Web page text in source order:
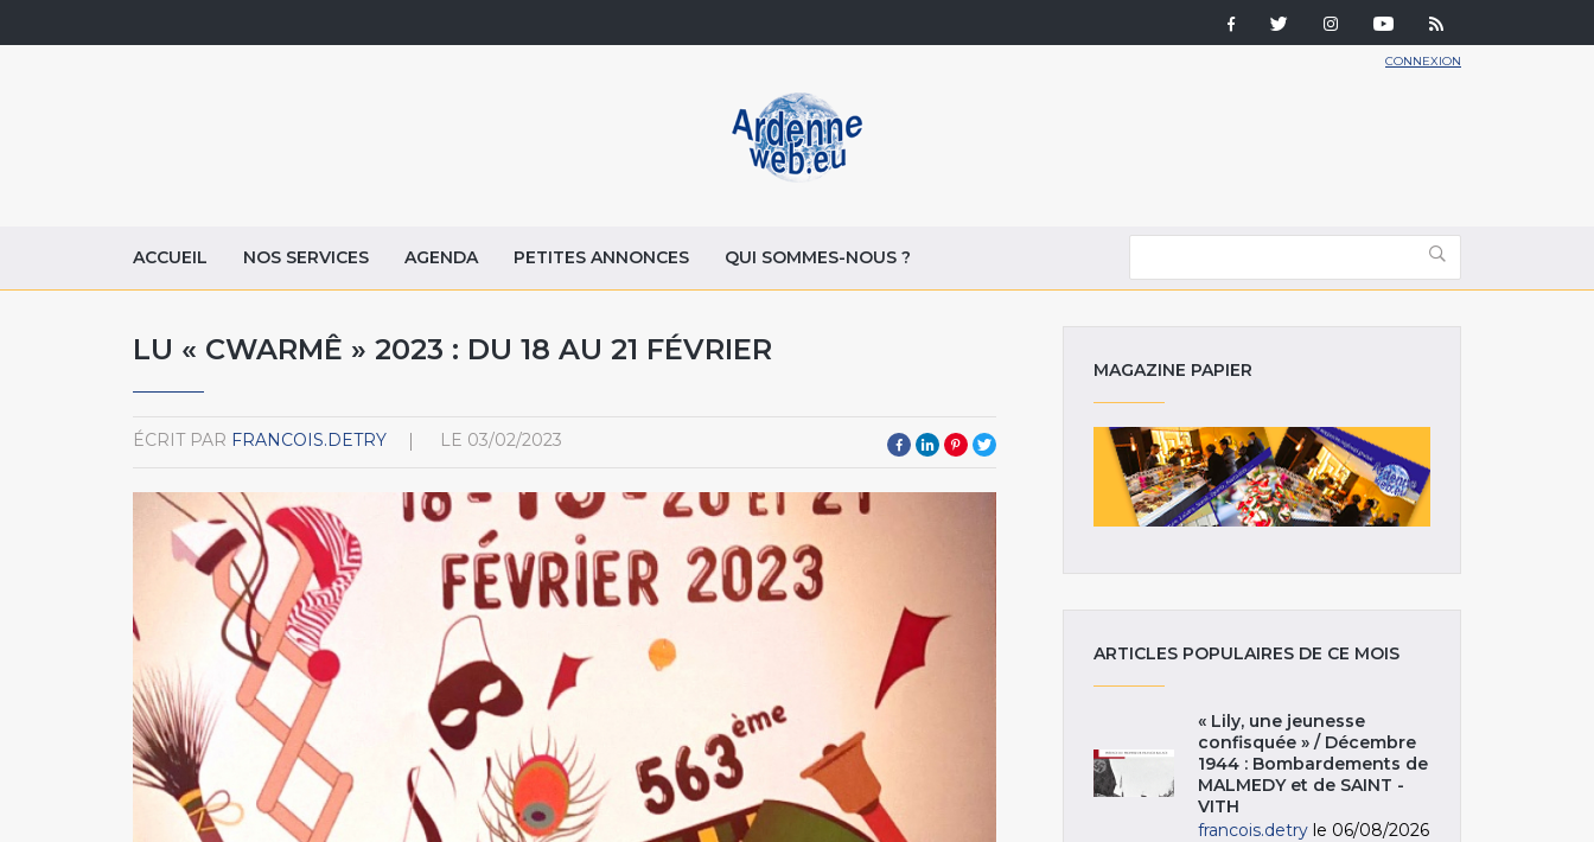
CONNEXION
ACCUEIL NOS SERVICES AGENDA PETITES ANNONCES QUI SOMMES-NOUS ?
LU « CWARMÊ » 2023 : DU 18 AU 21 FÉVRIER
ÉCRIT PAR FRANCOIS.DETRY LE 03/02/2023
MAGAZINE PAPIER
ARTICLES POPULAIRES DE CE MOIS
« Lily, une jeunesse
confisquée » / Décembre
1944 : Bombardements de
MALMEDY et de SAINT -
VITH
francois.detry le 06/08/2026